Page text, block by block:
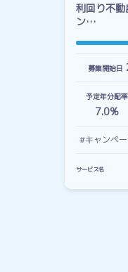
利回り不
ン…
募集開始日
予定年分配率
7.0%
#キャンペ
サービス名